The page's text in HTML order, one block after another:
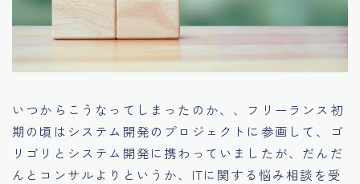
いつからこうなってしまったのか、、フリーランス初
期の頃はシステム開発のプロジェクトに参画して、ゴ
リゴリとシステム開発に携わっていましたが、だんだ
んとコンサルよりというか、ITに関する悩み相談を受